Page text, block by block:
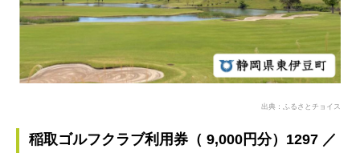
出典：ふるさとチョイス
稲取ゴルフクラブ利用券（ 9,000円分）1297 ／